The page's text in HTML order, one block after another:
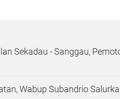
Sekadau - Sanggau,
Wabup Subandrio